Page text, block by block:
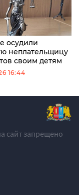
осудили
неплательщицу
своим детям
16:44
сайт запрещено